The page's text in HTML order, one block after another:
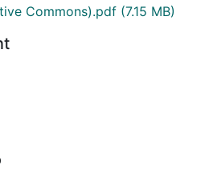
Commons).pdf (7.15 MB)